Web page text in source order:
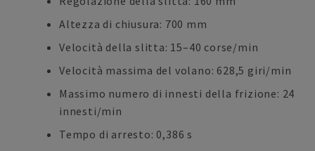
Altezza di chiusura: 700 mm
Velocità della slitta: 15–40 corse/min
Velocità massima del volano: 628,5 giri/min
Massimo numero di innesti della frizione: 24
innesti/min
Tempo di arresto: 0,386 s